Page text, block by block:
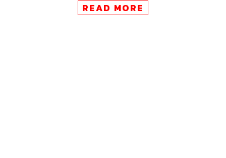
READ MORE